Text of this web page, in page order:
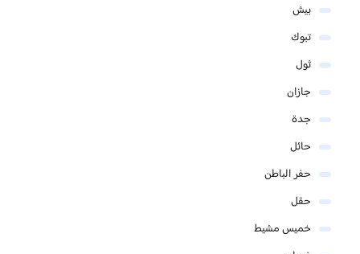
بيش
تبوك
ثول
جازان
جدة
حائل
حفر الباطن
حقل
خميس مشيط